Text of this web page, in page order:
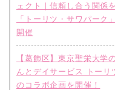
ェクト｜信頼し合う関係
「トーリツ・サワパーク
開催
【葛飾区】東京聖栄大学
んとデイサービス トーリ
のコラボ企画を開催！